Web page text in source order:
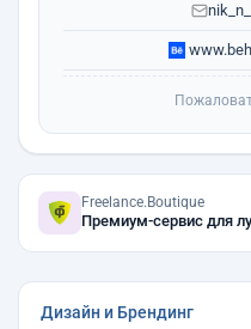
Freelance.Boutique
Премиум-сервис для
Дизайн и Брендинг